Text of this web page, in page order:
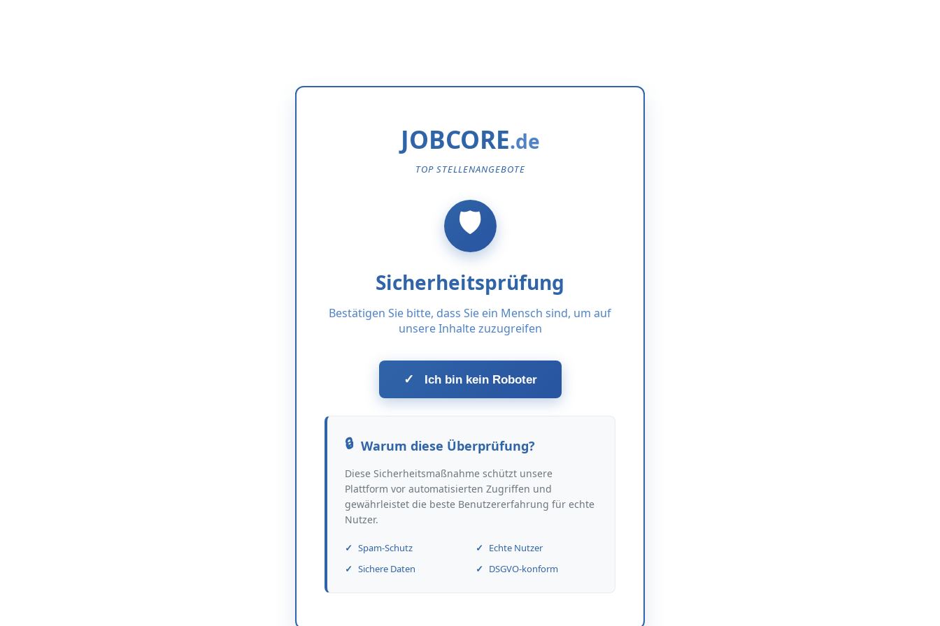
JOBCORE
TOP STELLENANGEBOTE
Sicherheitsprüfung
Bestätigen Sie bitte, dass Sie ein Mensch sind, um auf
unsere Inhalte zuzugreifen
✓ Ich bin kein Roboter
Warum diese Überprüfung?
Diese Sicherheitsmaßnahme schützt unsere
Plattform vor automatisierten Zugriffen und
gewährleistet die beste Benutzererfahrung für echte
Nutzer.
Spam-Schutz
Echte Nutzer
Sichere Daten
DSGVO-konform